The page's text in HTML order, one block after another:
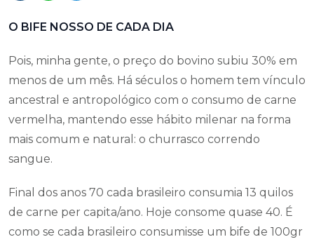
O BIFE NOSSO DE CADA DIA
Pois, minha gente, o preço do bovino subiu 30% em
menos de um mês. Há séculos o homem tem vínculo
ancestral e antropológico com o consumo de carne
vermelha, mantendo esse hábito milenar na forma
mais comum e natural: o churrasco correndo
sangue.
Final dos anos 70 cada brasileiro consumia 13 quilos
de carne per capita/ano. Hoje consome quase 40. É
como se cada brasileiro consumisse um bife de 100gr